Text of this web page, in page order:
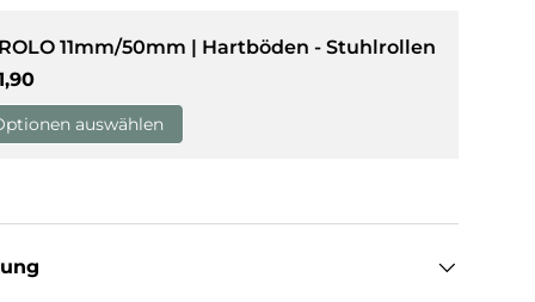
laden
11mm/50mm | Hartböden - Stuhlrollen
Preis
auswählen